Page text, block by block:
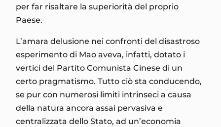
per far risaltare la superiorità del proprio
Paese.
L’amara delusione nei confronti del disastroso
esperimento di Mao aveva, infatti, dotato i
vertici del Partito Comunista Cinese di un
certo pragmatismo. Tutto ciò sta conducendo,
se pur con numerosi limiti intrinseci a causa
della natura ancora assai pervasiva e
centralizzata dello Stato, ad un’economia